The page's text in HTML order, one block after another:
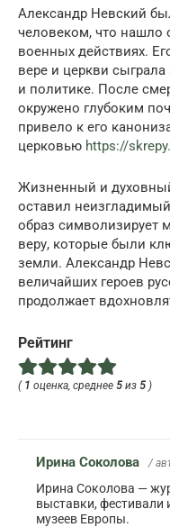
Александр Невский
человеком, что нашло
военных действиях.
вере и церкви
и политике. После
окружено глубоким
привело к его
церковью https://
Жизненный и
оставил
образ символизирует
веру, которые были
земли. Александр
величайших героев
продолжает
Рейтинг
( 1 оценка, среднее 5 из 5 )
Ирина Соколова /
Ирина Соколова —
выставки, фестивали
музеев Европы.